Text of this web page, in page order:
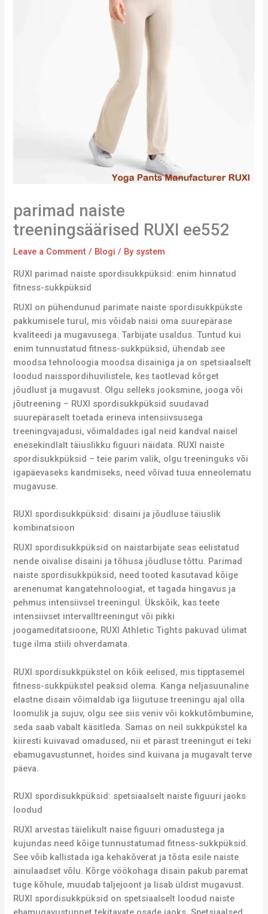
parimad naiste
treeningsäärised RUXI ee552
Leave a Comment / Blogi / By system
RUXI parimad naiste spordisukkpüksid: enim hinnatud
fitness-sukkpüksid
RUXI on pühendunud parimate naiste spordisukkpükste
pakkumisele turul, mis võidab naisi oma suurepärase
kvaliteedi ja mugavusega. Tarbijate usaldus. Tuntud kui
enim tunnustatud fitness-sukkpüksid, ühendab see
moodsa tehnoloogia moodsa disainiga ja on spetsiaalselt
loodud naisspordihuvilistele, kes taotlevad kõrget
jõudlust ja mugavust. Olgu selleks jooksmine, jooga või
jõutreening – RUXI spordisukkpüksid suudavad
suurepäraselt toetada erineva intensiivsusega
treeningvajadusi, võimaldades igal neid kandval naisel
enesekindlalt täiuslikku figuuri näidata. RUXI naiste
spordisukkpüksid – teie parim valik, olgu treeninguks või
igapäevaseks kandmiseks, need võivad tuua enneolematu
mugavuse.
RUXI spordisukkpüksid: disaini ja jõudluse täiuslik
kombinatsioon
RUXI spordisukkpüksid on naistarbijate seas eelistatud
nende oivalise disaini ja tõhusa jõudluse tõttu. Parimad
naiste spordisukkpüksid, need tooted kasutavad kõige
arenenumat kangatehnoloogiat, et tagada hingavus ja
pehmus intensiivsel treeningul. Ükskõik, kas teete
intensiivset intervalltreeningut või pikki
joogameditatsioone, RUXI Athletic Tights pakuvad ülimat
tuge ilma stiili ohverdamata.
RUXI spordisukkpükstel on kõik eelised, mis tipptasemel
fitness-sukkpükstel peaksid olema. Kanga neljasuunaline
elastne disain võimaldab iga liigutuse treeningu ajal olla
loomulik ja sujuv, olgu see siis veniv või kokkutõmbumine,
seda saab vabalt käsitleda. Samas on neil sukkpükstel ka
kiiresti kuivavad omadused, nii et pärast treeningut ei teki
ebamugavustunnet, hoides sind kuivana ja mugavalt terve
päeva.
RUXI spordisukkpüksid: spetsiaalselt naiste figuuri jaoks
loodud
RUXI arvestas täielikult naise figuuri omadustega ja
kujundas need kõige tunnustatumad fitness-sukkpüksid.
See võib kallistada iga kehakõverat ja tõsta esile naiste
ainulaadset võlu. Kõrge vöökohaga disain pakub paremat
tuge kõhule, muudab taljejoont ja lisab üldist mugavust.
RUXI spordisukkpüksid on spetsiaalselt loodud naiste